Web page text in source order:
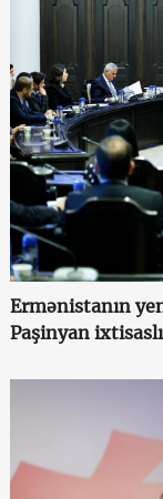
Ermənistanın
Paşinyan